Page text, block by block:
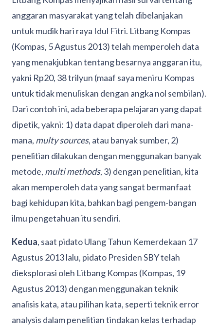
anggaran masyarakat yang telah dibelanjakan
untuk mudik hari raya Idul Fitri. Litbang Kompas
(Kompas, 5 Agustus 2013) telah memperoleh data
yang menakjubkan tentang besarnya anggaran itu,
yakni Rp20, 38 trilyun (maaf saya meniru Kompas
untuk tidak menuliskan dengan angka nol sembilan).
Dari contoh ini, ada beberapa pelajaran yang dapat
dipetik, yakni: 1) data dapat diperoleh dari mana-
mana, multy sources, atau banyak sumber, 2)
penelitian dilakukan dengan menggunakan banyak
metode, multi methods, 3) dengan penelitian, kita
akan memperoleh data yang sangat bermanfaat
bagi kehidupan kita, bahkan bagi pengem-bangan
ilmu pengetahuan itu sendiri.
Kedua, saat pidato Ulang Tahun Kemerdekaan 17
Agustus 2013 lalu, pidato Presiden SBY telah
dieksplorasi oleh Litbang Kompas (Kompas, 19
Agustus 2013) dengan menggunakan teknik
analisis kata, atau pilihan kata, seperti teknik error
analysis dalam penelitian tindakan kelas terhadap